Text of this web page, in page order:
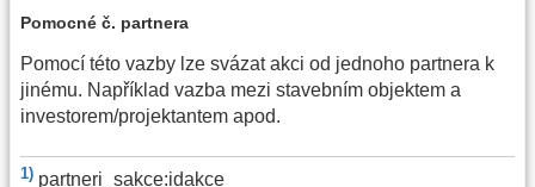
Pomocné č. partnera
Pomocí této vazby lze svázat akci od jednoho partnera k
jinému. Například vazba mezi stavebním objektem a
investorem/projektantem apod.
1) partneri_sakce:idakce